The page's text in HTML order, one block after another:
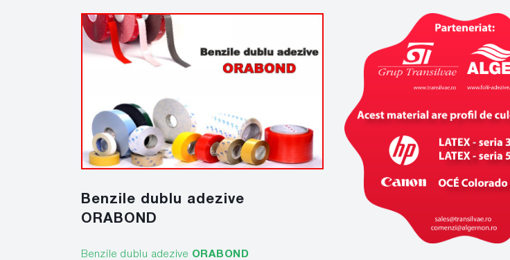
Benzile dublu adezive
ORABOND
Benzile dublu adezive ORABOND